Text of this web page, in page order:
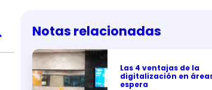
Notas relacionadas
Las 4 ventajas de la
digitalización en
espera